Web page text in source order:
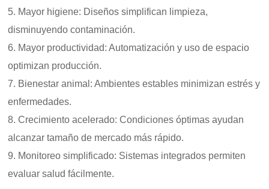
5. Mayor higiene: Diseños simplifican limpieza,
disminuyendo contaminación.
6. Mayor productividad: Automatización y uso de espacio
optimizan producción.
7. Bienestar animal: Ambientes estables minimizan estrés y
enfermedades.
8. Crecimiento acelerado: Condiciones óptimas ayudan
alcanzar tamaño de mercado más rápido.
9. Monitoreo simplificado: Sistemas integrados permiten
evaluar salud fácilmente.